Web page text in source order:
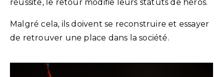
réussite, le retour modifie leurs statuts de héros.
Malgré cela, ils doivent se reconstruire et essayer
de retrouver une place dans la société.